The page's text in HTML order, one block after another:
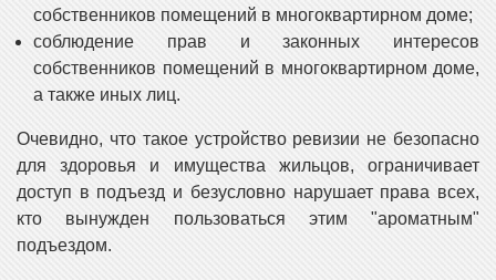
собственников помещений в многоквартирном доме;
соблюдение прав и законных интересов
собственников помещений в многоквартирном доме,
а также иных лиц.
Очевидно, что такое устройство ревизии не безопасно
для здоровья и имущества жильцов, ограничивает
доступ в подъезд и безусловно нарушает права всех,
кто вынужден пользоваться этим "ароматным"
подъездом.